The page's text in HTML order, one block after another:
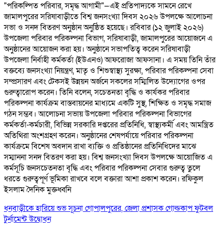
"পরিকল্পিত পরিবার, সমৃদ্ধ আগামী"—এই প্রতিপাদ্যকে সামনে রেখে
জামালপুরের সরিষাবাড়ীতে বিশ্ব জনসংখ্যা দিবস ২০২৬ উপলক্ষে আলোচনা
সভা ও সনদ বিতরণ অনুষ্ঠান অনুষ্ঠিত হয়েছে। রবিবার (১২ জুলাই ২০২৬)
উপজেলা পরিবার পরিকল্পনা বিভাগ, সরিষাবাড়ী, জামালপুরের আয়োজনে এ
অনুষ্ঠানের আয়োজন করা হয়। অনুষ্ঠানে সভাপতিত্ব করেন সরিষাবাড়ী
উপজেলা নির্বাহী কর্মকর্তা (ইউএনও) আফরোজা আফসানা। এ সময় তিনি তাঁর
বক্তব্যে জনসংখ্যা নিয়ন্ত্রণ, মাতৃ ও শিশুস্বাস্থ্য সুরক্ষা, পরিবার পরিকল্পনা সেবা
সম্প্রসারণ এবং টেকসই উন্নয়ন অর্জনে সকলের সম্মিলিত উদ্যোগের ওপর
গুরুত্বারোপ করেন। তিনি বলেন, সচেতনতা বৃদ্ধি ও কার্যকর পরিবার
পরিকল্পনা কার্যক্রম বাস্তবায়নের মাধ্যমে একটি সুস্থ, শিক্ষিত ও সমৃদ্ধ সমাজ
গঠন সম্ভব। আলোচনা সভায় উপজেলা পরিবার পরিকল্পনা বিভাগের
কর্মকর্তা-কর্মচারী, বিভিন্ন সরকারি দপ্তরের প্রতিনিধি, স্বাস্থ্যকর্মী এবং আমন্ত্রিত
অতিথিরা অংশগ্রহণ করেন। অনুষ্ঠানের শেষপর্যায়ে পরিবার পরিকল্পনা
কার্যক্রমে বিশেষ অবদান রাখা ব্যক্তি ও প্রতিষ্ঠানের প্রতিনিধিদের মাঝে
সম্মাননা সনদ বিতরণ করা হয়। বিশ্ব জনসংখ্যা দিবস উপলক্ষে আয়োজিত এ
কর্মসূচি জনসচেতনতা বৃদ্ধি এবং পরিবার পরিকল্পনা সেবার গুরুত্ব তুলে
ধরতে গুরুত্বপূর্ণ ভূমিকা রাখবে বলে বক্তারা আশা প্রকাশ করেন। রফিকুল
ইসলাম দৈনিক মুক্তধ্বনি
ধনবাড়ীকে হারিয়ে শুভ সূচনা গোপালপুরের, জেলা প্রশাসক গোল্ডকাপ ফুটবল
টুর্নামেন্ট উদ্বোধন